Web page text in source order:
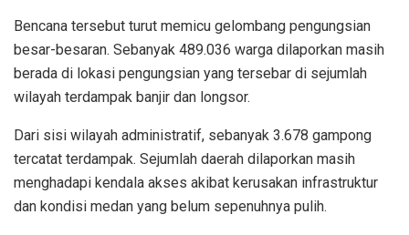
Bencana tersebut turut memicu gelombang pengungsian
besar-besaran. Sebanyak 489.036 warga dilaporkan masih
berada di lokasi pengungsian yang tersebar di sejumlah
wilayah terdampak banjir dan longsor.
Dari sisi wilayah administratif, sebanyak 3.678 gampong
tercatat terdampak. Sejumlah daerah dilaporkan masih
menghadapi kendala akses akibat kerusakan infrastruktur
dan kondisi medan yang belum sepenuhnya pulih.